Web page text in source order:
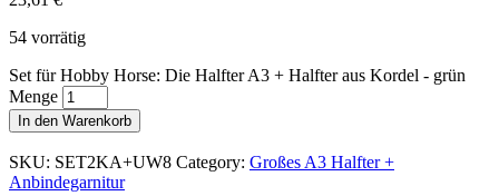
54 vorrätig
Set für Hobby Horse: Die Halfter A3 + Halfter aus Kordel - grün
Menge
In den Warenkorb
SKU: SET2KA+UW8 Category: Großes A3 Halfter +
Anbindegarnitur